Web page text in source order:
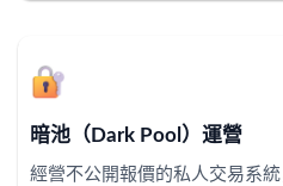
暗池（Dark Pool）運營
經營不公開報價的私人交易系